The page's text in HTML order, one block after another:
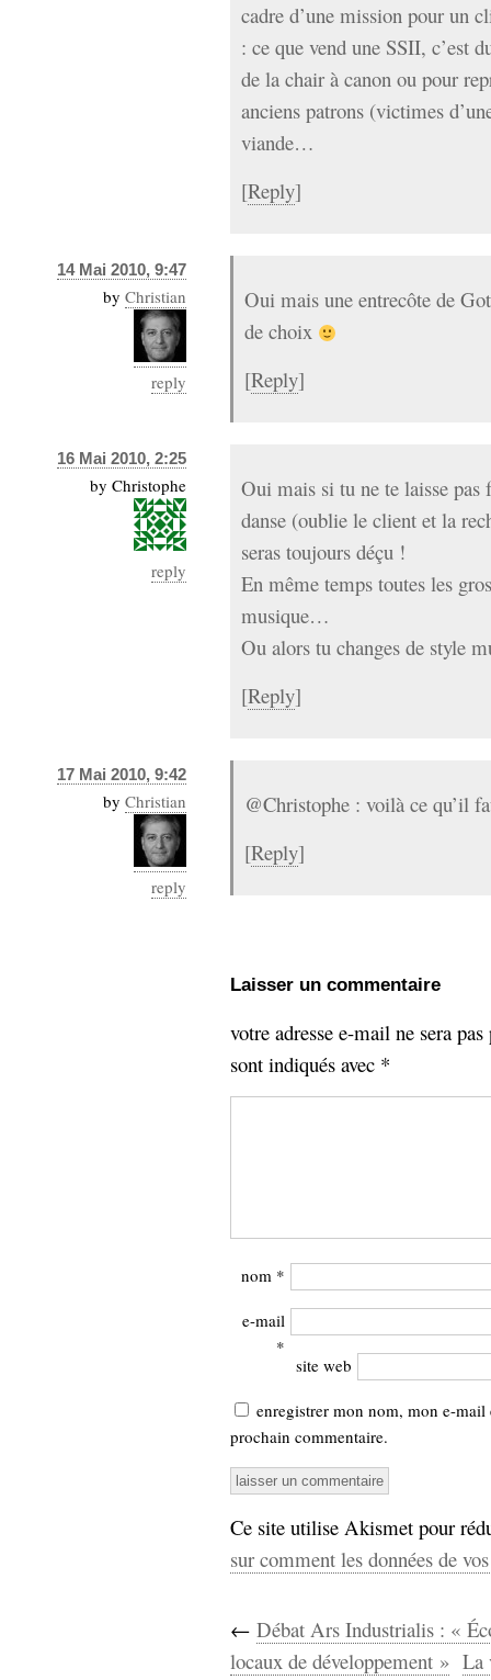
cadre d’une mission pour un
: ce que vend une SSII, c’est
de la chair à canon ou pour
anciens patrons (victimes
viande…
[Reply]
14 Mai 2010, 9:47
by Christian
reply
Oui mais une entrecôte de
de choix
[Reply]
16 Mai 2010, 2:25
by Christophe
reply
Oui mais si tu ne te laisse pas
danse (oublie le client et la
seras toujours déçu !
En même temps toutes les
musique…
Ou alors tu changes de style
[Reply]
17 Mai 2010, 9:42
by Christian
reply
@Christophe : voilà ce qu’il
[Reply]
Laisser un commentaire
votre adresse e-mail ne sera
sont indiqués avec *
nom *
e-mail
*
site web
enregistrer mon nom, mon e-
prochain commentaire.
Ce site utilise Akismet pour
sur comment les données de
← Débat Ars Industrialis : «
locaux de développement » La